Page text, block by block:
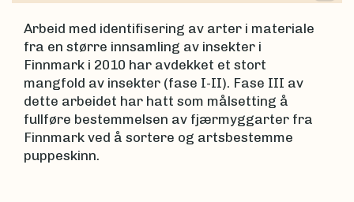
Arbeid med identifisering av arter i materiale
fra en større innsamling av insekter i
Finnmark i 2010 har avdekket et stort
mangfold av insekter (fase I-II). Fase III av
dette arbeidet har hatt som målsetting å
fullføre bestemmelsen av fjærmyggarter fra
Finnmark ved å sortere og artsbestemme
puppeskinn.